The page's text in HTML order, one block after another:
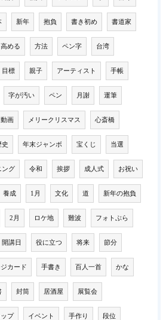
新年 抱負 書き初め 書道家
める 方法 ペン字 台湾
目標 親子 アーティスト 手帳
字が汚い ペン 月謝 運筆
画 メリークリスマス 心斎橋
史 年末ジャンボ 宝くじ 当選
ング 令和 挨拶 成人式 お祝い
養成 1月 文化 道 新年の抱負
2月 ロケ地 難波 フォトぶら
開講日 役に立つ 将来 節分
カード 手書き 百人一首 かな
封筒 居酒屋 展覧会
プ イベント 手作り 段位